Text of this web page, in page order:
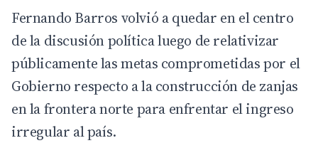
Fernando Barros volvió a quedar en el centro
de la discusión política luego de relativizar
públicamente las metas comprometidas por el
Gobierno respecto a la construcción de zanjas
en la frontera norte para enfrentar el ingreso
irregular al país.